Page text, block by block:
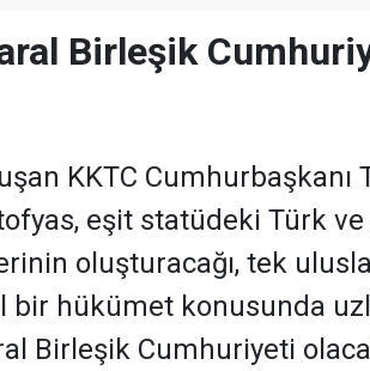
Birleşik
KKTC Cumhurbaşkanı
eşit statüdeki Türk ve
oluşturacağı, tek
hükümet konusunda
Birleşik Cumhuriyeti